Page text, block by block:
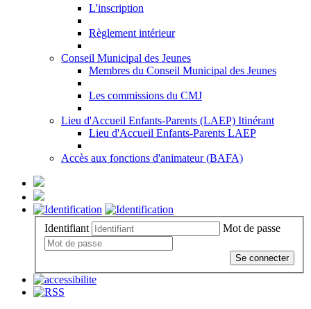
L'inscription
Règlement intérieur
Conseil Municipal des Jeunes
Membres du Conseil Municipal des Jeunes
Les commissions du CMJ
Lieu d'Accueil Enfants-Parents (LAEP) Itinérant
Lieu d'Accueil Enfants-Parents LAEP
Accès aux fonctions d'animateur (BAFA)
Identifiant Mot de passe
Se connecter